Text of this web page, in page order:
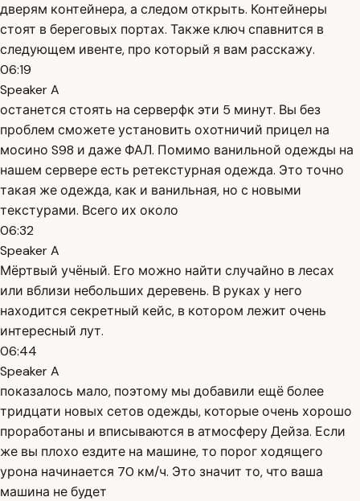
дверям контейнера, а следом открыть. Контейнеры
стоят в береговых портах. Также ключ спавнится в
следующем ивенте, про который я вам расскажу.
06:19
Speaker A
останется стоять на серверфк эти 5 минут. Вы без
проблем сможете установить охотничий прицел на
мосино S98 и даже ФАЛ. Помимо ванильной одежды на
нашем сервере есть ретекстурная одежда. Это точно
такая же одежда, как и ванильная, но с новыми
текстурами. Всего их около
06:32
Speaker A
Мёртвый учёный. Его можно найти случайно в лесах
или вблизи небольших деревень. В руках у него
находится секретный кейс, в котором лежит очень
интересный лут.
06:44
Speaker A
показалось мало, поэтому мы добавили ещё более
тридцати новых сетов одежды, которые очень хорошо
проработаны и вписываются в атмосферу Дейза. Если
же вы плохо ездите на машине, то порог ходящего
урона начинается 70 км/ч. Это значит то, что ваша
машина не будет